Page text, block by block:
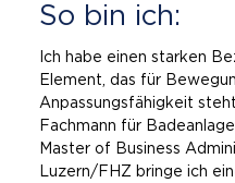
So bin ich:
Ich habe einen starken
Element, das für
Anpassungsfähigkeit
Fachmann für
Master of Business
Luzern/FHZ bringe ich